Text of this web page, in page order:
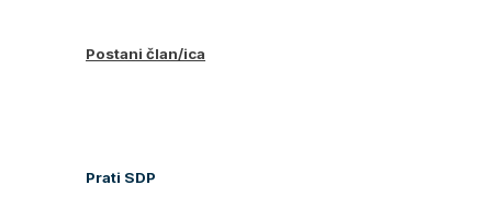
Postani član/ica
Prati SDP